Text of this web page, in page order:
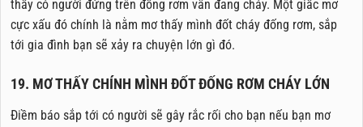
thấy có người đứng trên đống rơm vẫn đang cháy. Một giấc mơ
cực xấu đó chính là nằm mơ thấy mình đốt cháy đống rơm, sắp
tới gia đình bạn sẽ xảy ra chuyện lớn gì đó.
19. MƠ THẤY CHÍNH MÌNH ĐỐT ĐỐNG RƠM CHÁY LỚN
Điềm báo sắp tới có người sẽ gây rắc rối cho bạn nếu bạn mơ